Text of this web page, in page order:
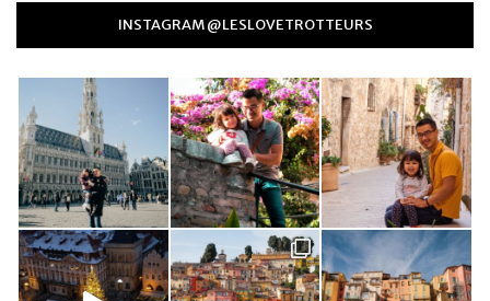
INSTAGRAM @LESLOVETROTTEURS